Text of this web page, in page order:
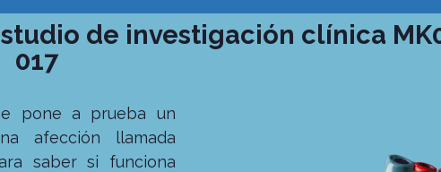
de investigación clínica
017
pone a prueba un
afección llamada
saber si funciona